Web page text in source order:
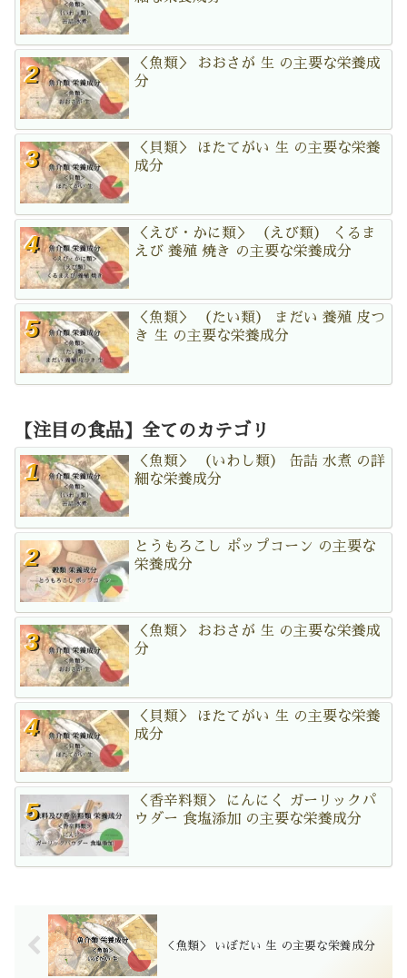
＜魚類＞ おおさが 生 の主要な栄養成
分
＜貝類＞ ほたてがい 生 の主要な栄養
成分
＜えび・かに類＞ （えび類） くるま
えび 養殖 焼き の主要な栄養成分
＜魚類＞ （たい類） まだい 養殖 皮つ
き 生 の主要な栄養成分
【注目の食品】全てのカテゴリ
＜魚類＞ （いわし類） 缶詰 水煮 の詳
細な栄養成分
とうもろこし ポップコーン の主要な
栄養成分
＜魚類＞ おおさが 生 の主要な栄養成
分
＜貝類＞ ほたてがい 生 の主要な栄養
成分
＜香辛料類＞ にんにく ガーリックパ
ウダー 食塩添加 の主要な栄養成分
＜魚類＞ いぼだい 生 の主要な栄養成分